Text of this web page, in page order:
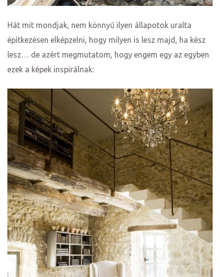
Hát mit mondjak, nem könnyű ilyen állapotok uralta
építkezésen elképzelni, hogy milyen is lesz majd, ha kész
lesz… de azért megmutatom, hogy engem egy az egyben
ezek a képek inspirálnak: